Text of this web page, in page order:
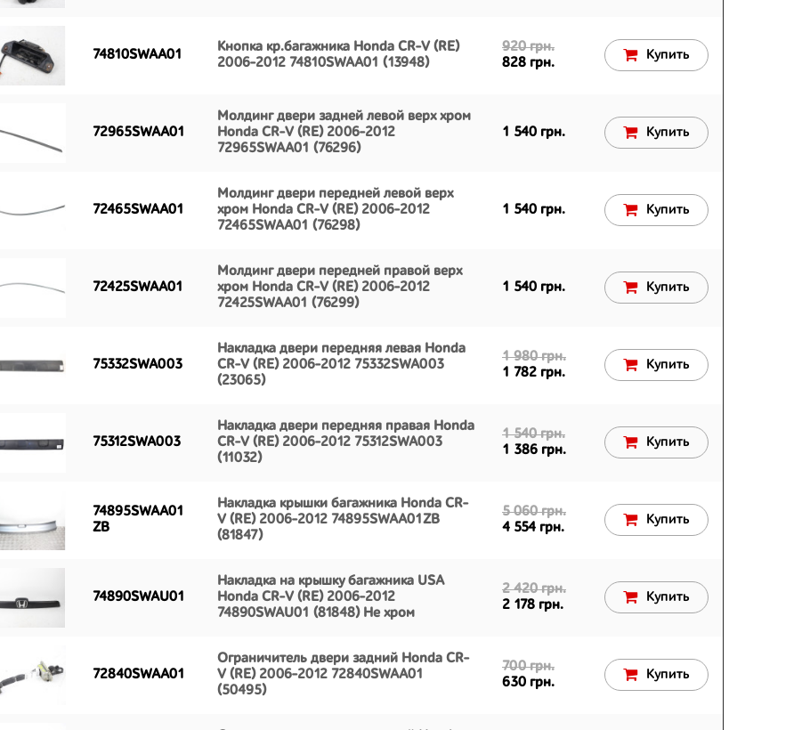
74810SWAA01
Кнопка кр.багажника Honda CR-V (RE)
2006-2012 74810SWAA01 (13948)
920 грн.
828 грн.
Купить
72965SWAA01
Молдинг двери задней левой верх хром
Honda CR-V (RE) 2006-2012
72965SWAA01 (76296)
1 540 грн. Купить
72465SWAA01
Молдинг двери передней левой верх
хром Honda CR-V (RE) 2006-2012
72465SWAA01 (76298)
1 540 грн. Купить
72425SWAA01
Молдинг двери передней правой верх
хром Honda CR-V (RE) 2006-2012
72425SWAA01 (76299)
1 540 грн. Купить
75332SWA003
Накладка двери передняя левая Honda
CR-V (RE) 2006-2012 75332SWA003
(23065)
1 980 грн.
1 782 грн.
Купить
75312SWA003
Накладка двери передняя правая Honda
CR-V (RE) 2006-2012 75312SWA003
(11032)
1 540 грн.
1 386 грн.
Купить
74895SWAA01
ZB
Накладка крышки багажника Honda CR-
V (RE) 2006-2012 74895SWAA01ZB
(81847)
5 060 грн.
4 554 грн.
Купить
74890SWAU01
Накладка на крышку багажника USA
Honda CR-V (RE) 2006-2012
74890SWAU01 (81848) Не хром
2 420 грн.
2 178 грн.
Купить
72840SWAA01
Ограничитель двери задний Honda CR-
V (RE) 2006-2012 72840SWAA01
(50495)
700 грн.
630 грн.
Купить